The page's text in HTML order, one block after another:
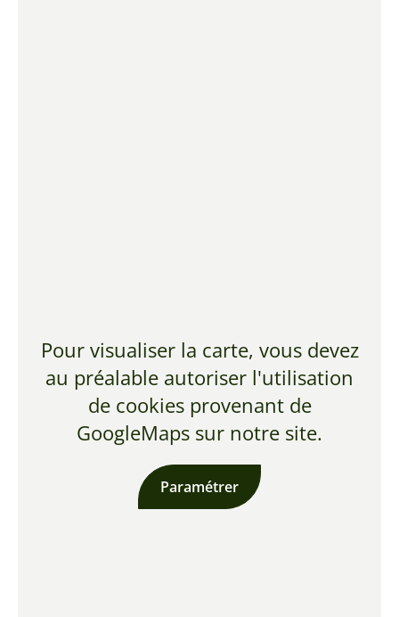
Pour visualiser la carte, vous devez
au préalable autoriser l'utilisation
de cookies provenant de
GoogleMaps sur notre site.
Paramétrer